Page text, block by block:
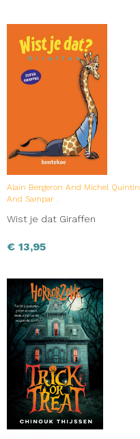
Alain Bergeron And Michel Quintin
And Sampar .
Wist je dat Giraffen
€ 13,95